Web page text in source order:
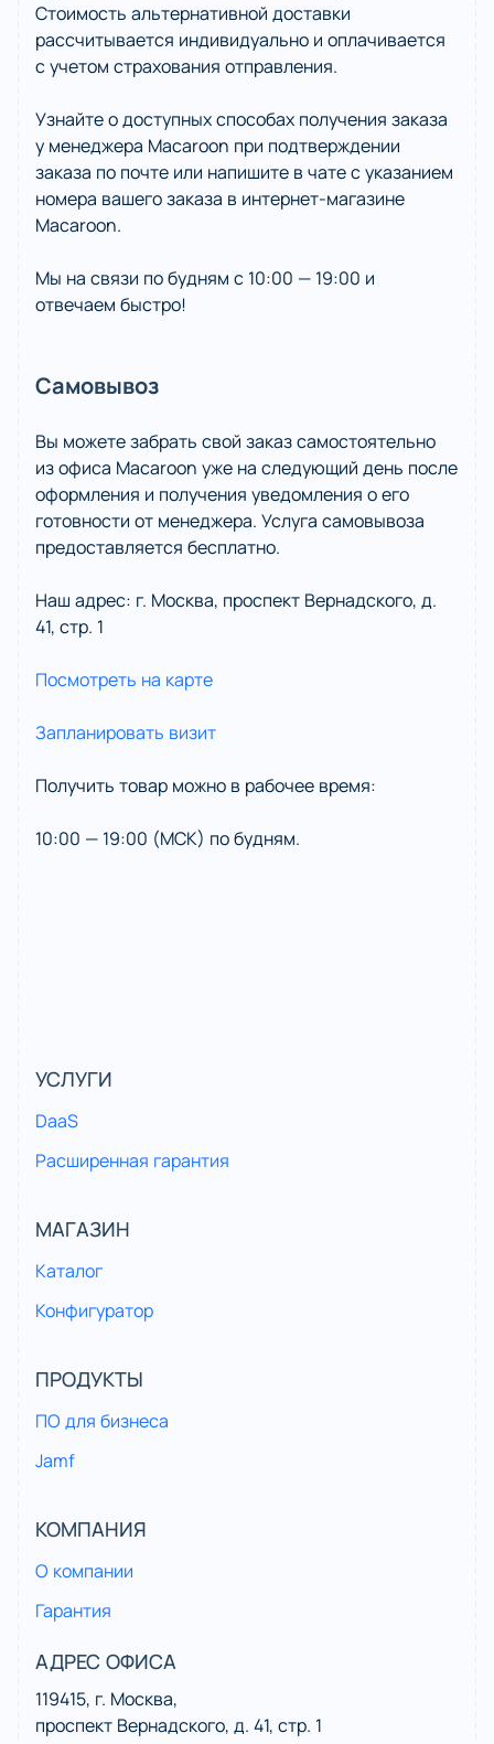
Стоимость альтернативной доставки
рассчитывается индивидуально и оплачивается
с учетом страхования отправления.
Узнайте о доступных способах получения заказа
у менеджера Macaroon при подтверждении
заказа по почте или напишите в чате с указанием
номера вашего заказа в интернет-магазине
Macaroon.
Мы на связи по будням c 10:00 — 19:00 и
отвечаем быстро!
Самовывоз
Вы можете забрать свой заказ самостоятельно
из офиса Macaroon уже на следующий день после
оформления и получения уведомления о его
готовности от менеджера. Услуга самовывоза
предоставляется бесплатно.
Наш адрес: г. Москва, проспект Вернадского, д.
41, стр. 1
Посмотреть на карте
Запланировать визит
Получить товар можно в рабочее время:
10:00 — 19:00 (МСК) по будням.
УСЛУГИ
DaaS
Расширенная гарантия
МАГАЗИН
Каталог
Конфигуратор
ПРОДУКТЫ
ПО для бизнеса
Jamf
КОМПАНИЯ
О компании
Гарантия
АДРЕС ОФИСА
119415, г. Москва,
проспект Вернадского, д. 41, стр. 1